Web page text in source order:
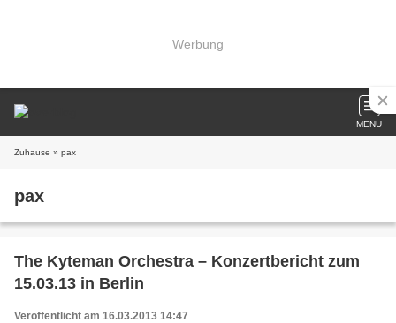
Werbung
MENU
Zuhause » pax
pax
The Kyteman Orchestra – Konzertbericht zum
15.03.13 in Berlin
Veröffentlicht am 16.03.2013 14:47